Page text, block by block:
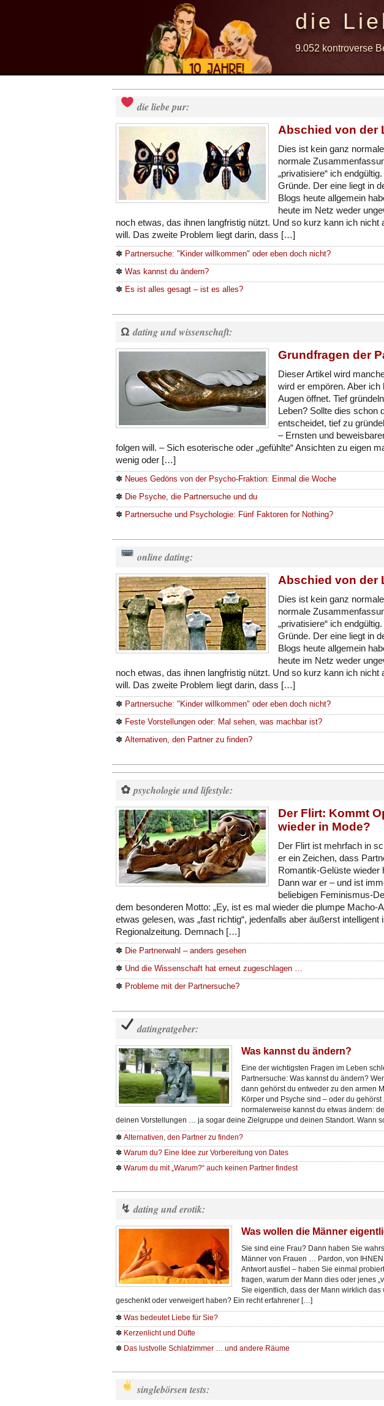
die
9.052 kontroverse
die liebe pur:
Abschied von der
Dies ist kein ganz
normale
„privatisiere“ ich
Gründe. Der eine liegt in
Blogs heute allgemein
heute im Netz weder
noch etwas, das ihnen langfristig nützt. Und so kurz kann ich
will. Das zweite Problem liegt darin, dass […]
✽ Partnersuche: "Kinder willkommen" oder eben doch nicht?
✽ Was kannst du ändern?
✽ Es ist alles gesagt – ist es alles?
Ω dating und wissenschaft:
Grundfragen der
Dieser Artikel wird
wird er empören. Aber
Augen öffnet. Tief
Leben? Sollte dies schon
entscheidet, tief zu
– Ernsten und
folgen will. – Sich esoterische oder „gefühlte“ Ansichten zu eigen
wenig oder […]
✽ Neues Gedöns von der Psycho-Fraktion: Einmal die Woche
✽ Die Psyche, die Partnersuche und du
✽ Partnersuche und Psychologie: Fünf Faktoren for Nothing?
online dating:
Abschied von der
Dies ist kein ganz
normale
„privatisiere“ ich
Gründe. Der eine liegt in
Blogs heute allgemein
heute im Netz weder
noch etwas, das ihnen langfristig nützt. Und so kurz kann ich
will. Das zweite Problem liegt darin, dass […]
✽ Partnersuche: "Kinder willkommen" oder eben doch nicht?
✽ Feste Vorstellungen oder: Mal sehen, was machbar ist?
✽ Alternativen, den Partner zu finden?
✿ psychologie und lifestyle:
Der Flirt: Kommt
wieder in Mode?
Der Flirt ist mehrfach in
er ein Zeichen, dass
Romantik-Gelüste wieder
Dann war er – und ist
beliebigen Feminismus-
dem besonderen Motto: „Ey, ist es mal wieder die plumpe Macho-
etwas gelesen, was „fast richtig“, jedenfalls aber äußerst
Regionalzeitung. Demnach […]
✽ Die Partnerwahl – anders gesehen
✽ Und die Wissenschaft hat erneut zugeschlagen …
✽ Probleme mit der Partnersuche?
datingratgeber:
Was kannst du ändern?
Eine der wichtigsten Fragen im Leben
Partnersuche: Was kannst du ändern?
dann gehörst du entweder zu den armen
Körper und Psyche sind – oder du
normalerweise kannst du etwas ändern:
deinen Vorstellungen … ja sogar deine Zielgruppe und deinen Standort. Wann
✽ Alternativen, den Partner zu finden?
✽ Warum du? Eine Idee zur Vorbereitung von Dates
✽ Warum du mit „Warum?“ auch keinen Partner findest
↯ dating und erotik:
Was wollen die Männer
Sie sind eine Frau? Dann haben Sie
Männer von Frauen … Pardon, von
Antwort ausfiel – haben Sie einmal
fragen, warum der Mann dies oder jenes
Sie eigentlich, dass der Mann wirklich
geschenkt oder verweigert haben? Ein recht erfahrener […]
✽ Was bedeutet Liebe für Sie?
✽ Kerzenlicht und Düfte
✽ Das lustvolle Schlafzimmer … und andere Räume
singlebörsen tests: